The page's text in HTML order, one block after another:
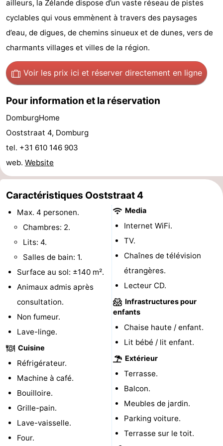
Route
-
Stationnement
Adresses
Médicales
Région
Zeeland
Schouwen-
Duiveland
-
Renesse
-
Brouwershaven
-
Bruinisse
Zierikzee
Nature
Oosterschelde
Burgh
Haamstede
-
Nature
Kop
van
Schouwen
Walcheren
-
Veere
-
Nature
Oranjezon
-
Oostkapelle
-
Nature
de
-
Westkapelle
-
ailleurs, la Zélande dispose d’un vaste réseau de pistes
cyclables qui vous emmènent à travers des paysages
d’eau, de digues, de chemins sinueux et de dunes, vers de
charmants villages et villes de la région.
Voir les prix ici et réserver directement en ligne
Pour information et la réservation
DomburgHome
Ooststraat 4, Domburg
tel. +31 610 146 903
web. Website
Caractéristiques Ooststraat 4
Max. 4 personen.
Chambres: 2.
Lits: 4.
Salles de bain: 1.
Surface au sol: ±140 m².
Animaux admis après
consultation.
Non fumeur.
Lave-linge.
Cuisine
Réfrigérateur.
Machine à café.
Bouilloire.
Grille-pain.
Lave-vaisselle.
Four.
Media
Internet WiFi.
TV.
Chaînes de télévision
étrangères.
Lecteur CD.
Infrastructures pour
enfants
Chaise haute / enfant.
Lit bébé / lit enfant.
Extérieur
Terrasse.
Balcon.
Meubles de jardin.
Parking voiture.
Terrasse sur le toit.